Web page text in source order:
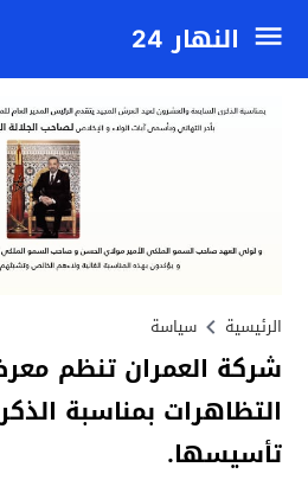
النهار 24
الرئيسية سياسة
شركة العمران تنظم
التظاهرات بمناسبة
تأسيسها.